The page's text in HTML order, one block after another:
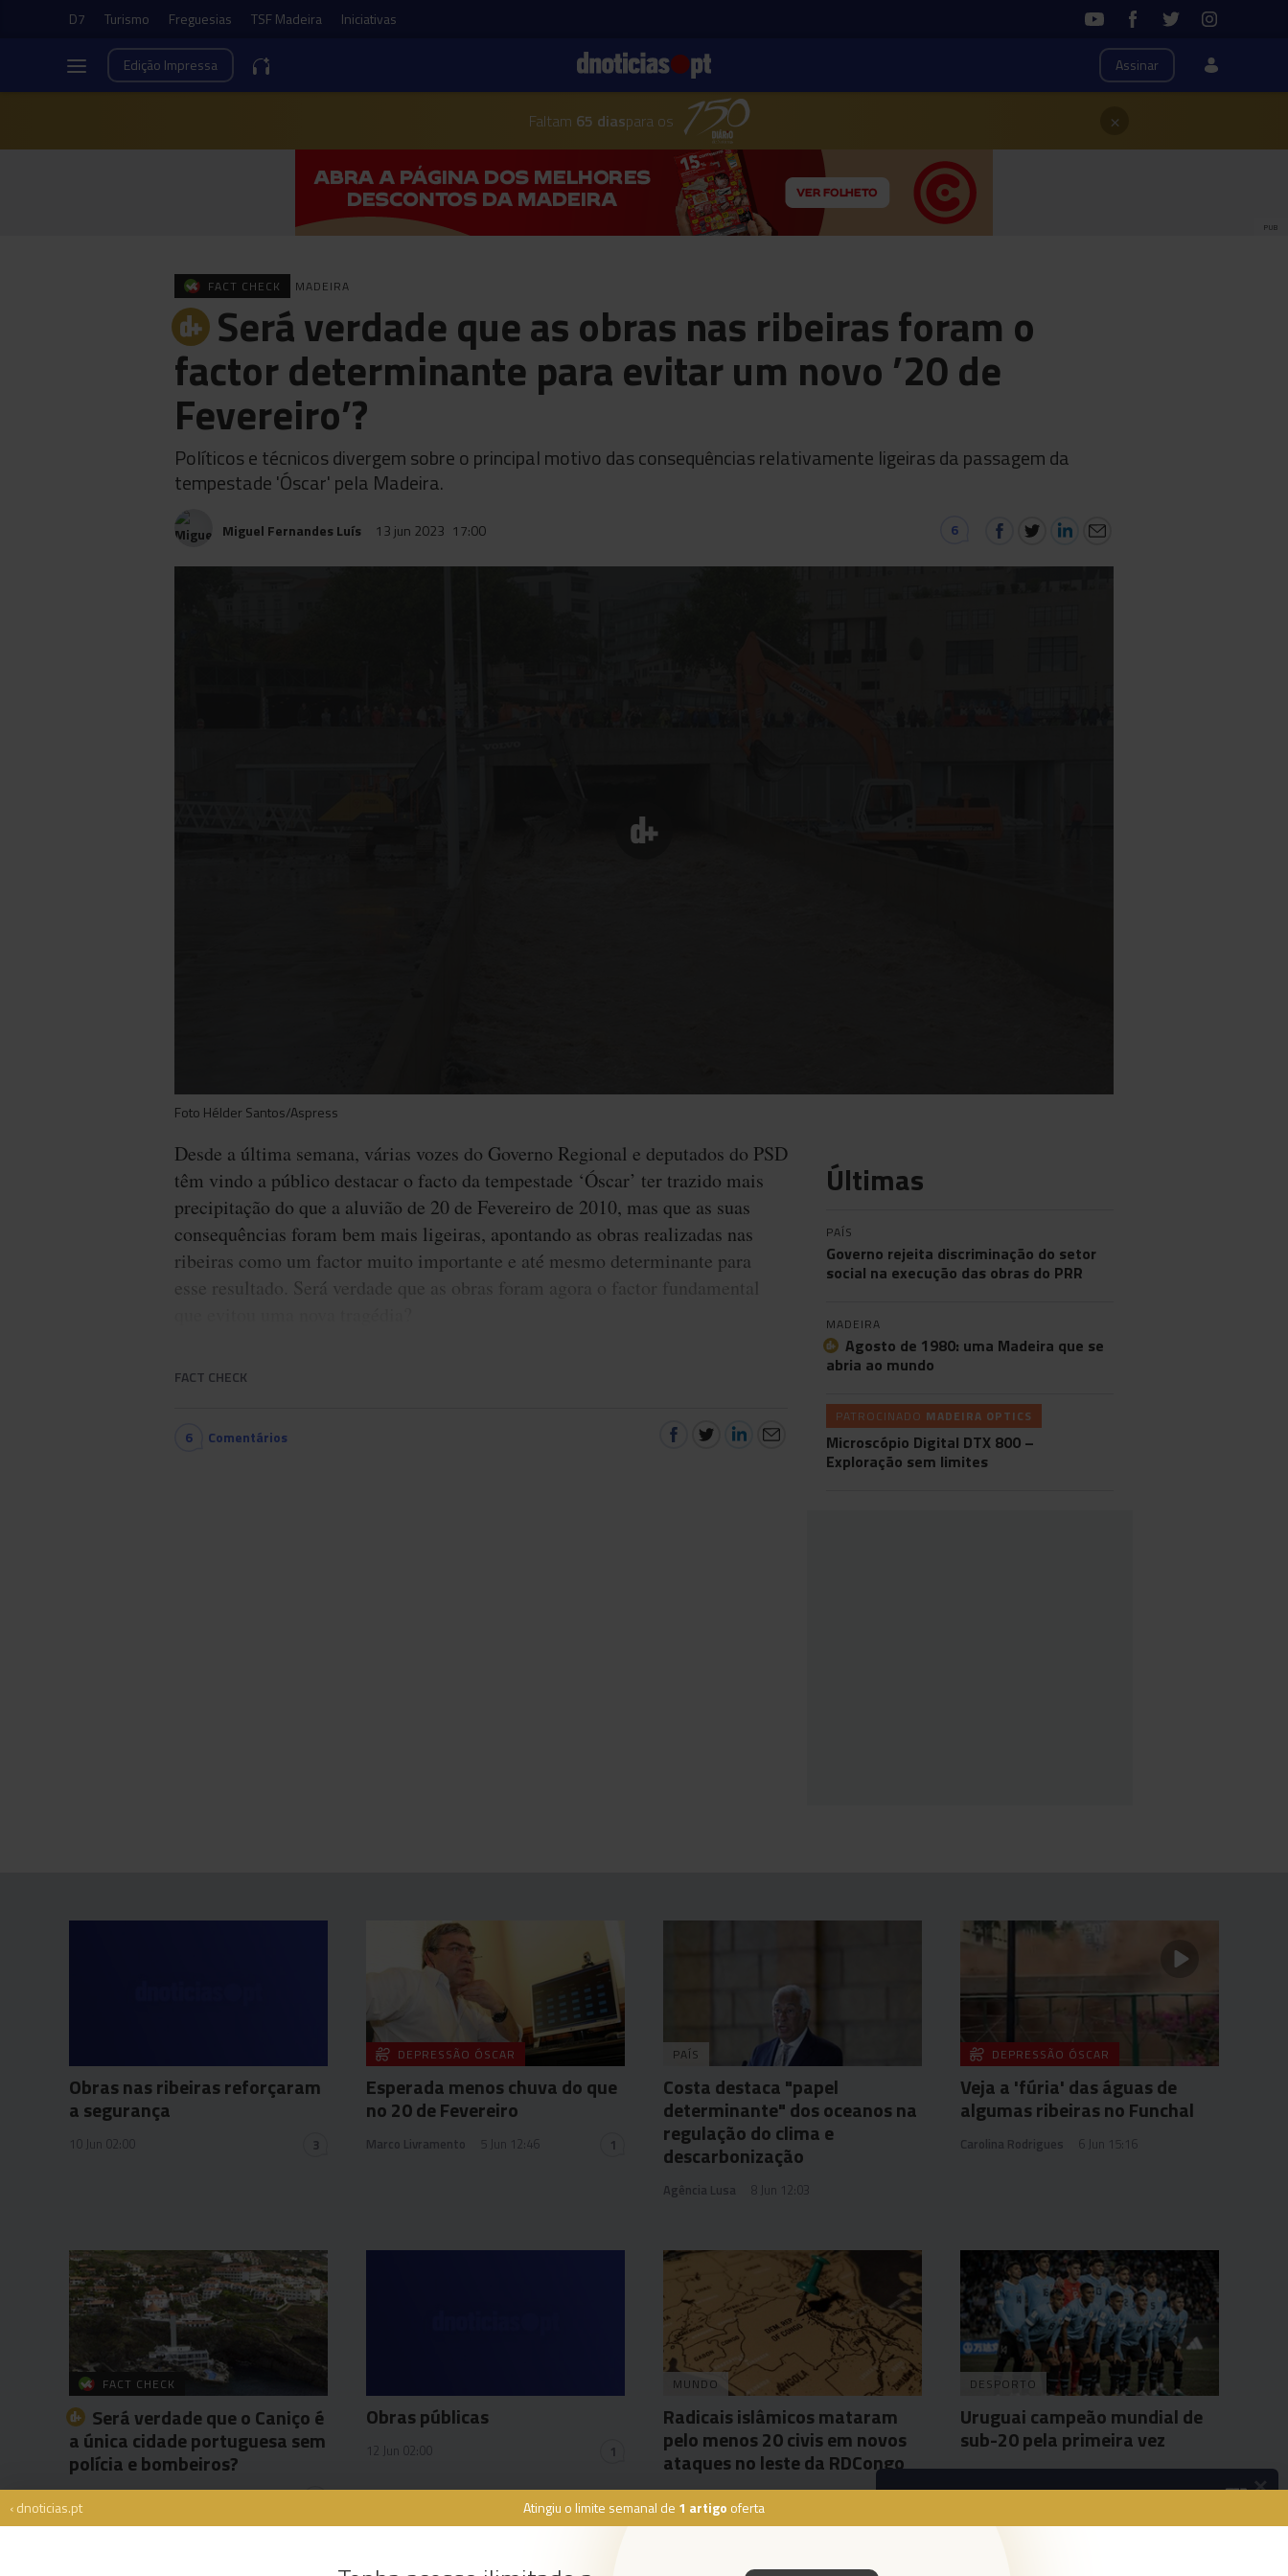
D7 Turismo Freguesias TSF Madeira Iniciativas
Assinar
Edição Impressa
Faltam 65 diaspara os ×
PUB
FACT CHECK MADEIRA
Será verdade que as obras nas ribeiras foram o
factor determinante para evitar um novo ’20 de
Fevereiro’?
Políticos e técnicos divergem sobre o principal motivo das consequências relativamente ligeiras da passagem da
tempestade 'Óscar' pela Madeira.
Miguel Fernandes Luís 13 jun 2023 17:00 6
Foto Hélder Santos/Aspress
Desde a última semana, várias vozes do Governo Regional e deputados do PSD
têm vindo a público destacar o facto da tempestade ‘Óscar’ ter trazido mais
precipitação do que a aluvião de 20 de Fevereiro de 2010, mas que as suas
consequências foram bem mais ligeiras, apontando as obras realizadas nas
ribeiras como um factor muito importante e até mesmo determinante para
esse resultado. Será verdade que as obras foram agora o factor fundamental
Atingiu o limite semanal de 1 artigo oferta
‹ dnoticias.pt
FACT CHECK
6 Comentários
Últimas
PAÍS
Governo rejeita discriminação do setor
social na execução das obras do PRR
MADEIRA
Agosto de 1980: uma Madeira que se
abria ao mundo
PATROCINADO MADEIRA OPTICS
Microscópio Digital DTX 800 –
Exploração sem limites
Obras nas ribeiras reforçaram
a segurança
10 Jun 02:00 3
DEPRESSÃO ÓSCAR
Esperada menos chuva do que
no 20 de Fevereiro
Marco Livramento 5 Jun 12:46 1
PAÍS
Costa destaca "papel
determinante" dos oceanos na
regulação do clima e
descarbonização
Agência Lusa 8 Jun 12:03
DEPRESSÃO ÓSCAR
Veja a 'fúria' das águas de
algumas ribeiras no Funchal
Carolina Rodrigues 6 Jun 15:16
FACT CHECK
Será verdade que o Caniço é
a única cidade portuguesa sem
polícia e bombeiros?
Obras públicas
12 Jun 02:00 1
MUNDO
Radicais islâmicos mataram
pelo menos 20 civis em novos
ataques no leste da RDCongo
DESPORTO
Uruguai campeão mundial de
sub-20 pela primeira vez
Agência Lusa 12 Jun 00:18 ×